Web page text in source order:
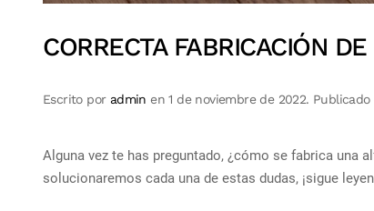
CORRECTA FABRICACIÓN
Escrito por admin en1 de noviembre de 2022. Publicado
Alguna vez te has preguntado, ¿cómo se fabrica una
solucionaremos cada una de estas dudas, ¡sigue